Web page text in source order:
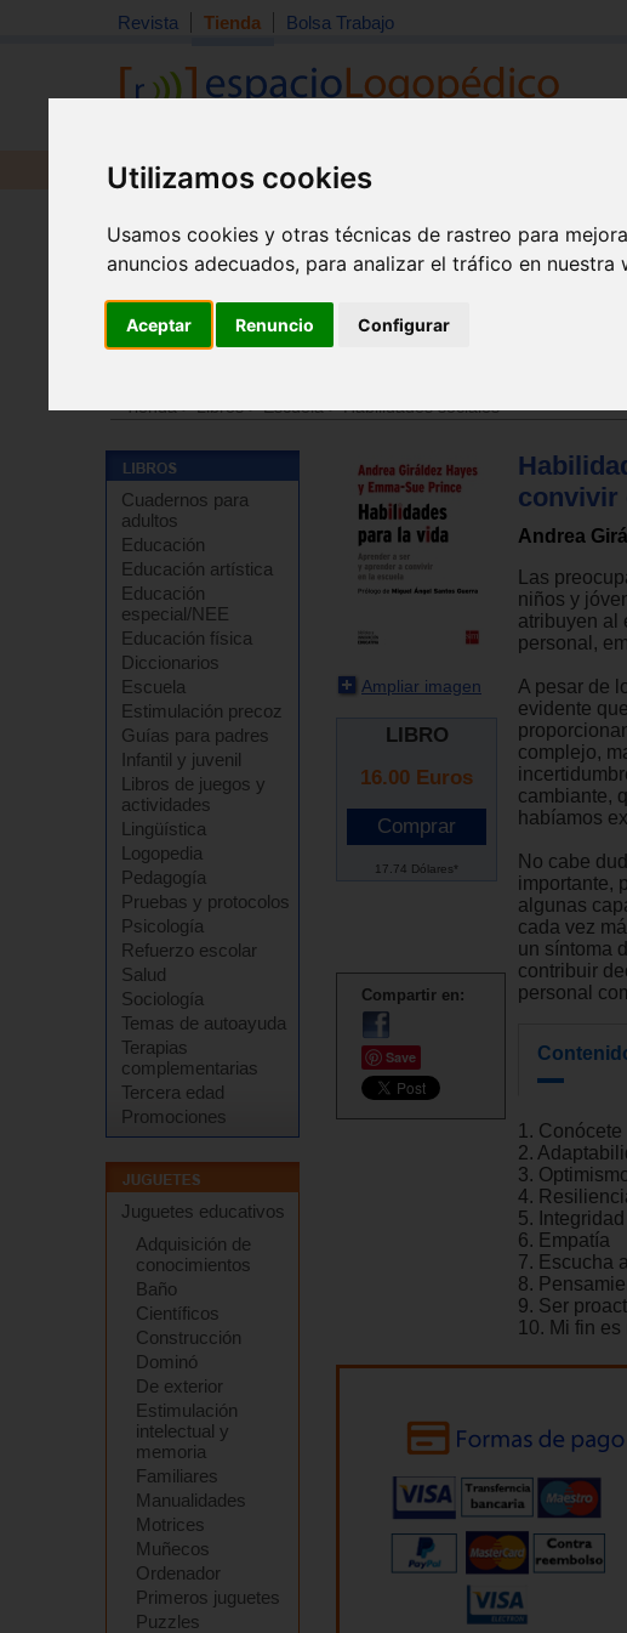
Utilizamos cookies
Usamos cookies y otras técnicas de rastreo para
anuncios adecuados, para analizar el tráfico en
Aceptar Renuncio Configurar
Revista Tienda Bolsa Trabajo
Revista Libros Material
Tienda>Libros>Escuela>Habilidades sociales
Cuadernos para
adultos
Educación
Educación artística
Educación
especial/NEE
Educación física
Diccionarios
Escuela
Estimulación precoz
Guías para padres
Infantil y juvenil
Libros de juegos y
actividades
Lingüística
Logopedia
Pedagogía
Pruebas y protocolos
Psicología
Refuerzo escolar
Salud
Sociología
Temas de autoayuda
Terapias
complementarias
Tercera edad
Promociones
Juguetes educativos
Adquisición de
conocimientos
Baño
Científicos
Construcción
Dominó
De exterior
Estimulación
intelectual y
memoria
Familiares
Manualidades
Motrices
Muñecos
Ordenador
Primeros juguetes
Puzzles
Ampliar imagen
LIBRO
16.00 Euros
17.74 Dólares*
Compartir en:
Save
convivir
Andrea
Las
niños y
atribuyen al
personal,
A pesar de
evidente
complejo,
cambiante,
habíamos
No cabe
importante,
algunas
cada vez
un síntoma
contribuir
personal
1. Conócete
2.
3.
4.
5. Integridad
6. Empatía
7. Escucha
8.
9. Ser
10. Mi fin